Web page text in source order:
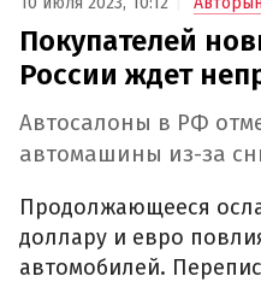
Покупателей
России ждет
Автосалоны в РФ
автомашины из-за
Продолжающееся
доллару и евро
автомобилей.